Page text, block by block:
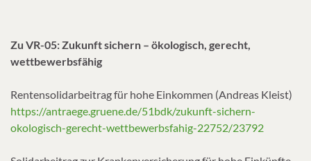
Zu VR-05: Zukunft sichern – ökologisch, gerecht,
wettbewerbsfähig
Rentensolidarbeitrag für hohe Einkommen (Andreas Kleist)
https://antraege.gruene.de/51bdk/zukunft-sichern-
okologisch-gerecht-wettbewerbsfahig-22752/23792